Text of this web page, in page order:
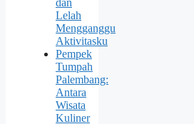
dan
Lelah
Mengganggu
Aktivitasku
Pempek
Tumpah
Palembang:
Antara
Wisata
Kuliner